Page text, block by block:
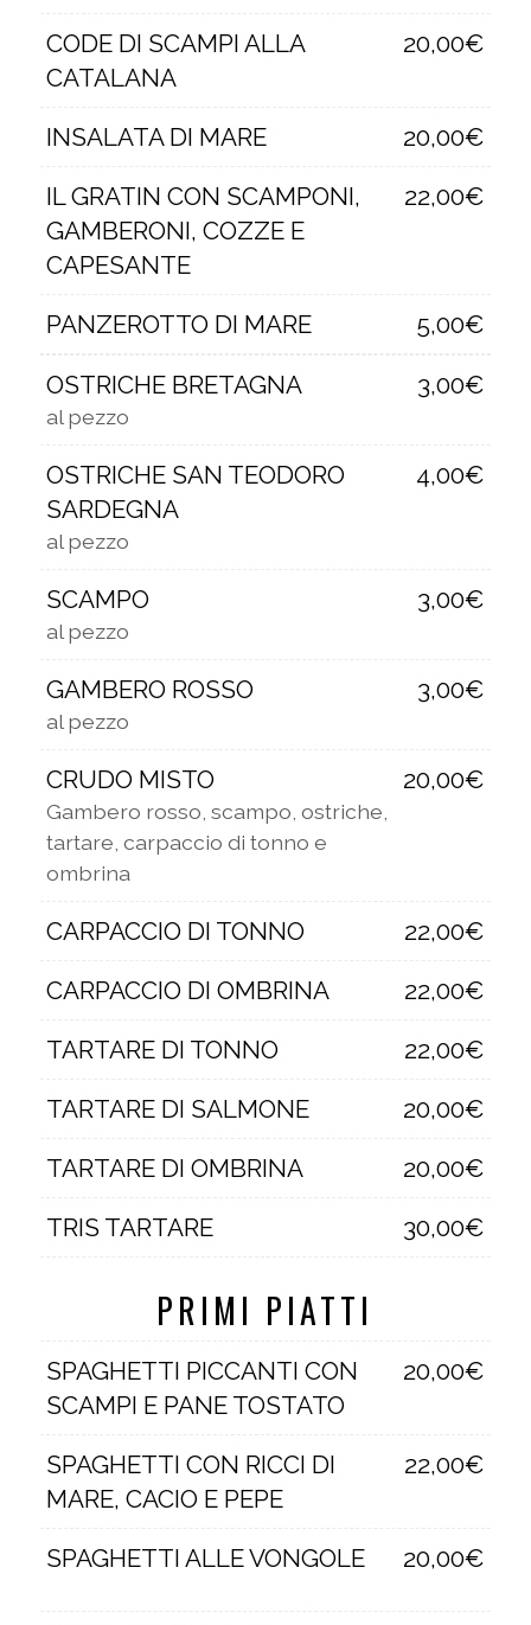
CODE DI SCAMPI ALLA
CATALANA
20,00€
INSALATA DI MARE
20,00€
IL GRATIN CON SCAMPONI,
GAMBERONI, COZZE E
CAPESANTE
22,00€
PANZEROTTO DI MARE 5,00€
OSTRICHE BRETAGNA 3,00€
al pezzo
OSTRICHE SAN TEODORO
SARDEGNA
4,00€
al pezzo
SCAMPO 3,00€
al pezzo
GAMBERO ROSSO 3,00€
al pezzo
CRUDO MISTO 20,00€
Gambero rosso, scampo, ostriche,
tartare, carpaccio di tonno e
ombrina
CARPACCIO DI TONNO
22,00€
CARPACCIO DI OMBRINA
22,00€
TARTARE DI TONNO
22,00€
TARTARE DI SALMONE
20,00€
TARTARE DI OMBRINA
20,00€
TRIS TARTARE
30,00€
PRIMI PIATTI
SPAGHETTI PICCANTI CON
SCAMPI E PANE TOSTATO
20,00€
SPAGHETTI CON RICCI DI
MARE, CACIO E PEPE
22,00€
SPAGHETTI ALLE VONGOLE 20,00€